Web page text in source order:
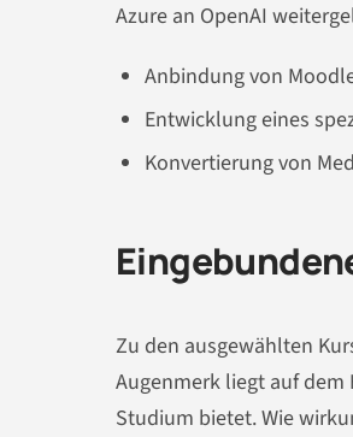
Azure an OpenAI
Anbindung von
Entwicklung eines
Konvertierung von
Zu den ausgewählten
Augenmerk liegt auf
Studium bietet. Wie